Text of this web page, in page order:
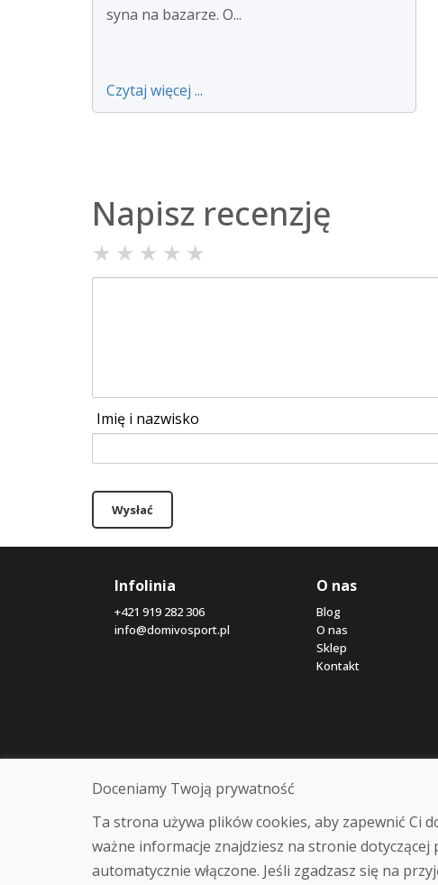
syna na bazarze. O...
Czytaj więcej ...
Napisz recenzję
★ ★ ★ ★ ★
Imię i nazwisko
Wysłać
Infolinia
+421 919 282 306
info@domivosport.pl
O nas
Blog
O nas
Sklep
Kontakt
Doceniamy Twoją prywatność
Ta strona używa plików cookies, aby zapewnić Ci
ważne informacje znajdziesz na stronie
automatycznie włączone. Jeśli zgadzasz się na